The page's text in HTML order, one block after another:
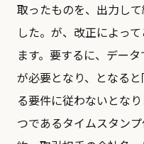
取ったものを、出力し
した。が、改正によっ
ます。要するに、デー
が必要となり、となる
る要件に従わないとな
つであるタイムスタン